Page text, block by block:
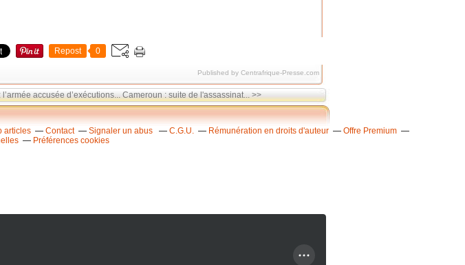
Repost 0
Published by Centrafrique-Presse.com
l’armée accusée d’exécutions... Cameroun : suite de l'assassinat... >>
articles Contact Signaler un abus C.G.U. Rémunération en droits d'auteur
Offre Premium
Préférences cookies